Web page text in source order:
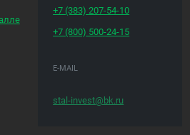
+7 (383)207-54-10
+7 (800) 500-24-15
E-MAIL
stal-invest@bk.ru